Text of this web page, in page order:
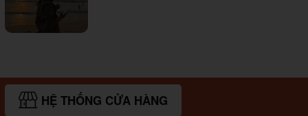
HỆ THỐNG CỬA HÀNG